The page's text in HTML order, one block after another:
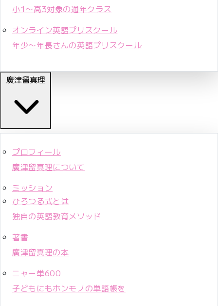
小1〜高3対象の通年クラス
オンライン英語プリスクール
年少〜年長さんの英語プリスクール
廣津留真理
プロフィール
廣津留真理について
ミッション
ひろつる式とは
独自の英語教育メソッド
著書
廣津留真理の本
ニャー単600
子どもにもホンモノの単語帳を